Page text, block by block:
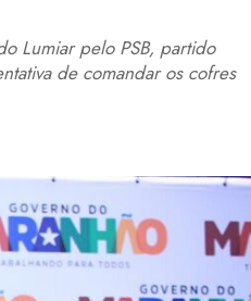
Lumiar pelo PSB, partido
de comandar os cofres